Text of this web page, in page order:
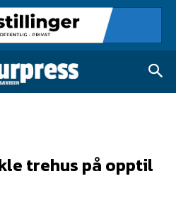
trehus på opptil